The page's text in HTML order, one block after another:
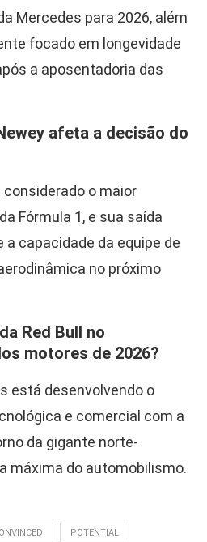
Mercedes para 2026, além
focado em longevidade
a aposentadoria das
afeta a decisão do
o maior
Fórmula 1, e sua saída
a capacidade da equipe de
no próximo
Red Bull no
motores de 2026?
está desenvolvendo o
e comercial com a
da gigante norte-
máxima do automobilismo.
POTENTIAL